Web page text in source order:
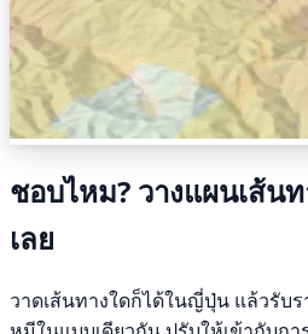
ชอบไหม? วางแผนเส้น
เลย
วาดเส้นทางใดก็ได้ในญี่ปุ่น แล้วรับ